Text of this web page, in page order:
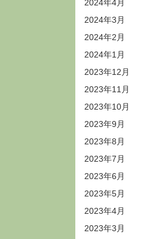
2024年4月
2024年3月
2024年2月
2024年1月
2023年12月
2023年11月
2023年10月
2023年9月
2023年8月
2023年7月
2023年6月
2023年5月
2023年4月
2023年3月